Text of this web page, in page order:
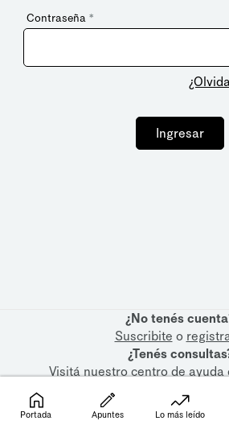
Contraseña *
Ingresar
¿No tenés
Suscribite o
¿Tenés
Visitá nuestrocentro de ayuda
Portada Apuntes Lo más leído